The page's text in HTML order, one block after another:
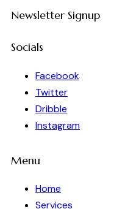
Newsletter Signup
Socials
Facebook
Twitter
Dribble
Instagram
Menu
Home
Services